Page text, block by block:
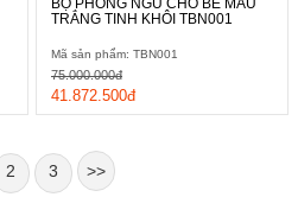
BỘ PHÒNG NGỦ CHO BÉ MÀU
TRẮNG TINH KHÔI TBN001
Mã sản phẩm: TBN001
41.872.500đ
75.000.000đ
2 3 >>